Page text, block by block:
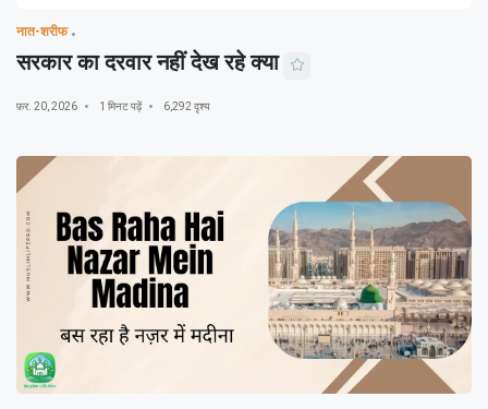
नात-शरीफ
सरकार का दरवार नहीं देख रहे क्या
फ़र. 20, 2026 1 मिनट पढ़ें 6,292 दृश्य